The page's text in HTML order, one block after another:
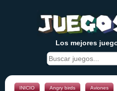
Los mejores
INICIO Angry birds Aviones